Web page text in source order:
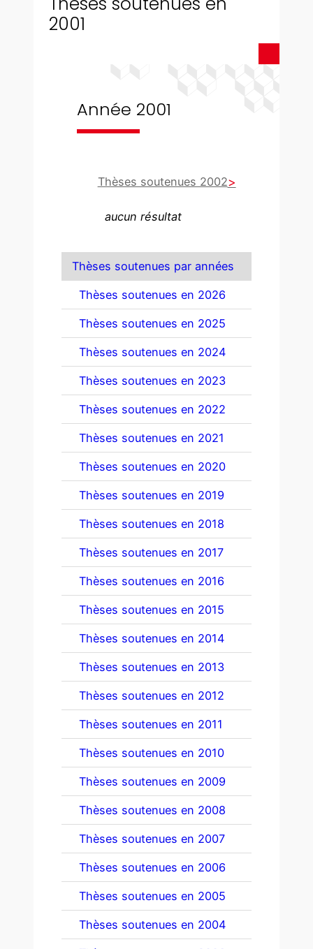
2001
Thèses soutenues par années
Thèses soutenues en 2026
Thèses soutenues en 2025
Thèses soutenues en 2024
Thèses soutenues en 2023
Thèses soutenues en 2022
Thèses soutenues en 2021
Thèses soutenues en 2020
Thèses soutenues en 2019
Thèses soutenues en 2018
Thèses soutenues en 2017
Thèses soutenues en 2016
Thèses soutenues en 2015
Thèses soutenues en 2014
Thèses soutenues en 2013
Thèses soutenues en 2012
Thèses soutenues en 2011
Thèses soutenues en 2010
Thèses soutenues en 2009
Thèses soutenues en 2008
Thèses soutenues en 2007
Thèses soutenues en 2006
Thèses soutenues en 2005
Thèses soutenues en 2004
Année 2001
Thèses soutenues 2002
aucun résultat